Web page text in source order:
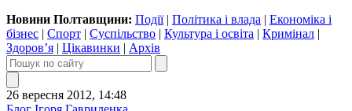
Новини Полтавщини: Події| Політика і влада | Економіка і
бізнес | Спорт | Суспільство | Культура і освіта | Кримінал |
Здоров’я | Цікавинки | Архів
26 вересня 2012, 14:48